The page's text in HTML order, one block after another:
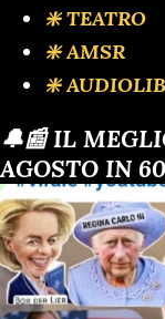
❇️ TEATRO
❇️ AMSR
❇️
🔔📰 IL
AGOSTO IN